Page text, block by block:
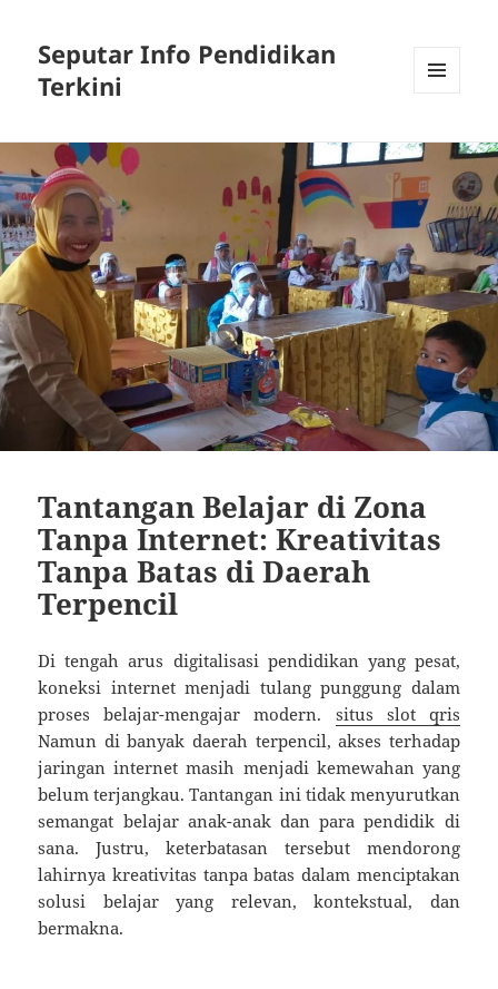
Seputar Info Pendidikan
Terkini
WIDGETS
Tantangan Belajar di Zona
Tanpa Internet: Kreativitas
Tanpa Batas di Daerah
Terpencil
Di tengah arus digitalisasi pendidikan yang pesat,
koneksi internet menjadi tulang punggung dalam
proses belajar-mengajar modern. situs slot qris
Namun di banyak daerah terpencil, akses terhadap
jaringan internet masih menjadi kemewahan yang
belum terjangkau. Tantangan ini tidak menyurutkan
semangat belajar anak-anak dan para pendidik di
sana. Justru, keterbatasan tersebut mendorong
lahirnya kreativitas tanpa batas dalam menciptakan
solusi belajar yang relevan, kontekstual, dan
bermakna.